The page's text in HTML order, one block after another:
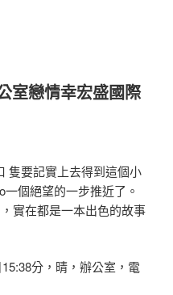
室戀情幸宏盛國際
要記實上去得到這個小
個絕望的一步推近了。
實在都是一本出色的故事
分，晴，辦公室，電